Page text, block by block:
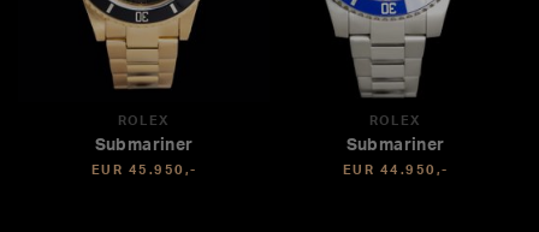
ROLEX
Submariner
EUR 45.950,-
ROLEX
Submariner
EUR 44.950,-